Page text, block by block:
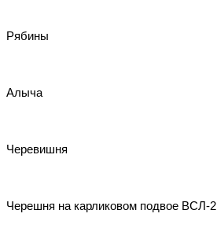
Рябины
Алыча
Черевишня
Черешня на карликовом подвое ВСЛ-2